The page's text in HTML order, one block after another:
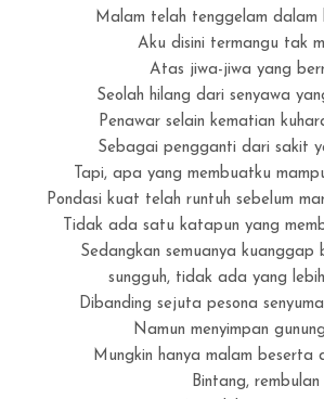
Malam telah tenggelam dalam
Aku disini termangu tak
Atas jiwa-jiwa yang
Seolah hilang dari senyawa
Penawar selain kematian
Sebagai pengganti dari sakit
Tapi, apa yang membuatku
Pondasi kuat telah runtuh sebelum
Tidak ada satu katapun yang
Sedangkan semuanya kuanggap
sungguh, tidak ada yang
Dibanding sejuta pesona
Namun menyimpan
Mungkin hanya malam beserta
Bintang, rembulan